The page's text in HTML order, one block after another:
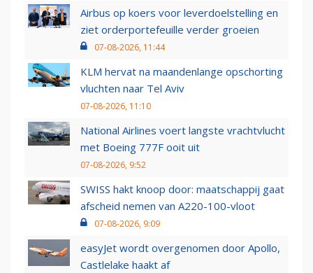
Airbus op koers voor leverdoelstelling en
ziet orderportefeuille verder groeien
07-08-2026, 11:44
KLM hervat na maandenlange opschorting
vluchten naar Tel Aviv
07-08-2026, 11:10
National Airlines voert langste vrachtvlucht
met Boeing 777F ooit uit
07-08-2026, 9:52
SWISS hakt knoop door: maatschappij gaat
afscheid nemen van A220-100-vloot
07-08-2026, 9:09
easyJet wordt overgenomen door Apollo,
Castlelake haakt af